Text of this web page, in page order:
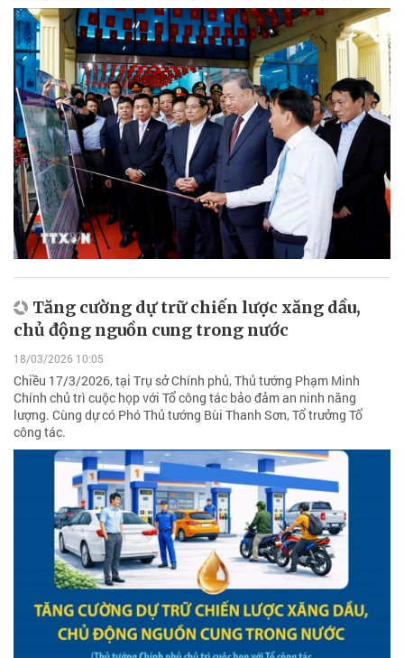
Tăng cường dự trữ chiến lược xăng dầu,
chủ động nguồn cung trong nước
18/03/2026 10:05
Chiều 17/3/2026, tại Trụ sở Chính phủ, Thủ tướng Phạm Minh
Chính chủ trì cuộc họp với Tổ công tác bảo đảm an ninh năng
lượng. Cùng dự có Phó Thủ tướng Bùi Thanh Sơn, Tổ trưởng Tổ
công tác.